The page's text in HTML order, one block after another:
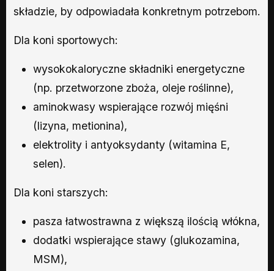
składzie, by odpowiadała konkretnym potrzebom.
Dla koni sportowych:
wysokokaloryczne składniki energetyczne
(np. przetworzone zboża, oleje roślinne),
aminokwasy wspierające rozwój mięśni
(lizyna, metionina),
elektrolity i antyoksydanty (witamina E,
selen).
Dla koni starszych:
pasza łatwostrawna z większą ilością włókna,
dodatki wspierające stawy (glukozamina,
MSM),